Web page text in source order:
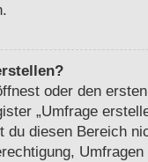
oder den
„Umfrage
du diesen Bereich